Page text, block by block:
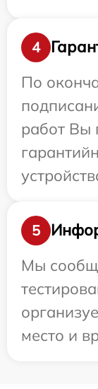
4
По
работ Вы
5
Мы
место и